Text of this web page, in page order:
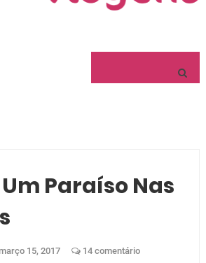
Um Paraíso Nas
15, 2017 14 comentário